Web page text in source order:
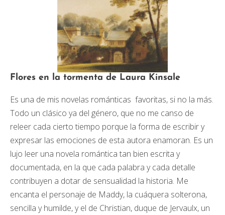
Flores en la tormenta de Laura Kinsale
Es una de mis novelas románticas favoritas, si no la más.
Todo un clásico ya del género, que no me canso de
releer cada cierto tiempo porque la forma de escribir y
expresar las emociones de esta autora enamoran. Es un
lujo leer una novela romántica tan bien escrita y
documentada, en la que cada palabra y cada detalle
contribuyen a dotar de sensualidad la historia. Me
encanta el personaje de Maddy, la cuáquera solterona,
sencilla y humilde, y el de Christian, duque de Jervaulx, un